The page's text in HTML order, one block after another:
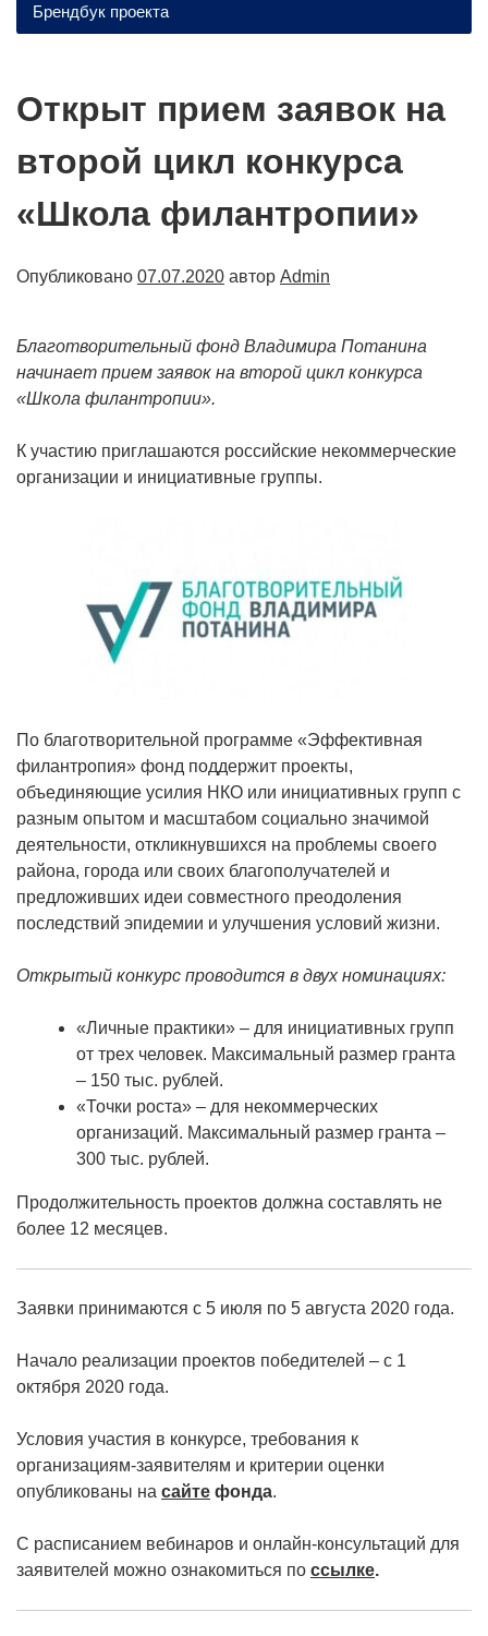
Открыт прием заявок на
второй цикл конкурса
«Школа филантропии»
Опубликовано 07.07.2020 автор Admin
Благотворительный фонд Владимира Потанина
начинает прием заявок на второй цикл конкурса
«Школа филантропии».
К участию приглашаются российские некоммерческие
организации и инициативные группы.
По благотворительной программе «Эффективная
филантропия» фонд поддержит проекты,
объединяющие усилия НКО или инициативных групп с
разным опытом и масштабом социально значимой
деятельности, откликнувшихся на проблемы своего
района, города или своих благополучателей и
предложивших идеи совместного преодоления
последствий эпидемии и улучшения условий жизни.
Открытый конкурс проводится в двух номинациях:
«Личные практики» – для инициативных групп
от трех человек. Максимальный размер гранта
– 150 тыс. рублей.
«Точки роста» – для некоммерческих
организаций. Максимальный размер гранта –
300 тыс. рублей.
Продолжительность проектов должна составлять не
более 12 месяцев.
Заявки принимаются с 5 июля по 5 августа 2020 года.
Начало реализации проектов победителей – с 1
октября 2020 года.
Условия участия в конкурсе, требования к
организациям-заявителям и критерии оценки
опубликованы на сайте фонда.
С расписанием вебинаров и онлайн-консультаций для
заявителей можно ознакомиться по ссылке.
Брендбук проекта